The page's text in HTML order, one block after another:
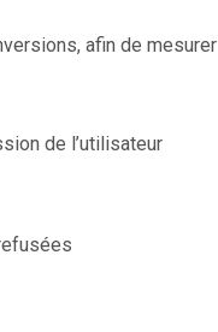
afin de mesurer
de l’utilisateur